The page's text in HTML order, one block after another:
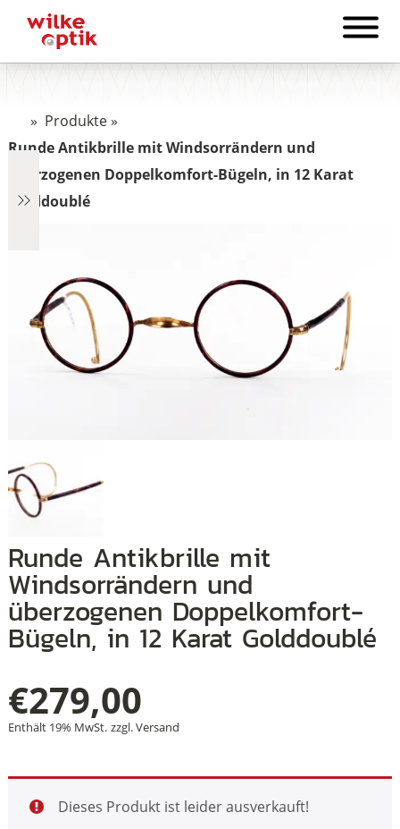
» Produkte»
Runde Antikbrille mit Windsorrändern und
überzogenen Doppelkomfort-Bügeln, in 12 Karat
Golddoublé
Runde Antikbrille mit
Windsorrändern und
überzogenen Doppelkomfort-
Bügeln, in 12 Karat Golddoublé
€279,00
Enthält 19% MwSt. zzgl.Versand
Dieses Produkt ist leider ausverkauft!
+
+
+